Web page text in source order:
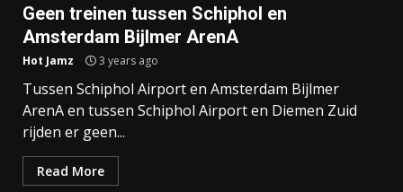
Geen treinen tussen Schiphol en
Amsterdam Bijlmer ArenA
Hot Jamz 3 years ago
Tussen Schiphol Airport en Amsterdam Bijlmer
ArenA en tussen Schiphol Airport en Diemen Zuid
rijden er geen...
Read More